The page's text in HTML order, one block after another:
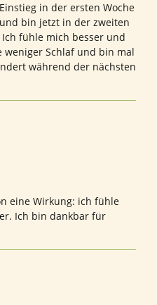
in der ersten Woche
bin jetzt in der zweiten
fühle mich besser und
Schlaf und bin mal
während der nächsten
eine Wirkung: ich fühle
Ich bin dankbar für